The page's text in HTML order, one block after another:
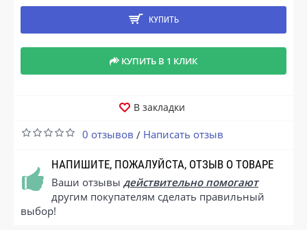
КУПИТЬ
КУПИТЬ В 1 КЛИК
В закладки
0 отзывов / Написать отзыв
НАПИШИТЕ, ПОЖАЛУЙСТА, ОТЗЫВ О ТОВАРЕ
Ваши отзывы действительно помогают
другим покупателям сделать правильный
выбор!